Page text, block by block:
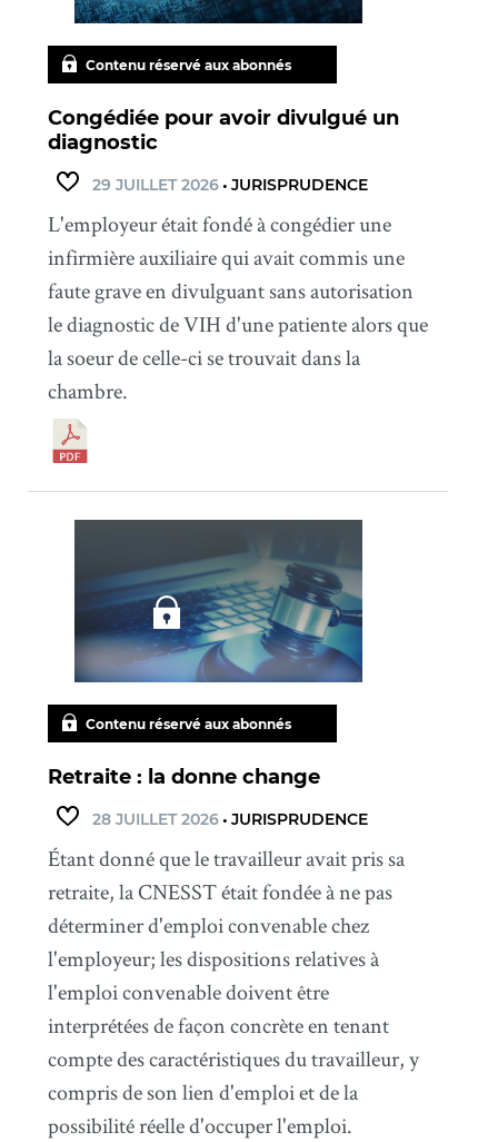
Contenu réservé aux abonnés
Congédiée pour avoir divulgué un
diagnostic
29 JUILLET 2026• JURISPRUDENCE
L'employeur était fondé à congédier une
infirmière auxiliaire qui avait commis une
faute grave en divulguant sans autorisation
le diagnostic de VIH d'une patiente alors que
la soeur de celle-ci se trouvait dans la
chambre.
Contenu réservé aux abonnés
Retraite : la donne change
28 JUILLET 2026• JURISPRUDENCE
Étant donné que le travailleur avait pris sa
retraite, la CNESST était fondée à ne pas
déterminer d'emploi convenable chez
l'employeur; les dispositions relatives à
l'emploi convenable doivent être
interprétées de façon concrète en tenant
compte des caractéristiques du travailleur, y
compris de son lien d'emploi et de la
possibilité réelle d'occuper l'emploi.